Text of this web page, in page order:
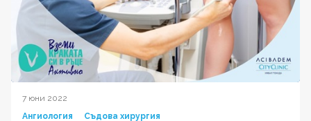
7 юни 2022
Ангиология
Съдова хирургия